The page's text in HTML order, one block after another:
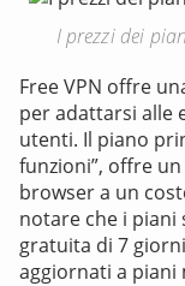
I prezzi dei
Free VPN offre
per adattarsi alle
utenti. Il piano
funzioni”, offre
browser a un
notare che i
gratuita di 7
aggiornati a piani